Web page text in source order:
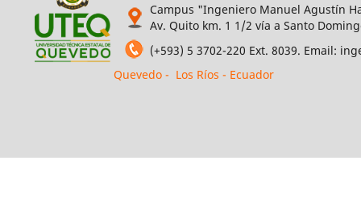
Campus "Ingeniero Manuel Agustín
Av. Quito km. 1 1/2 vía a Santo
(+593) 5 3702-220 Ext. 8039. Email:
Quevedo - Los Ríos - Ecuador